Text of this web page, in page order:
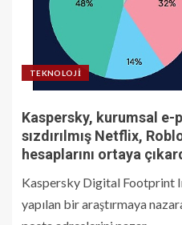
TEKNOLOJI
Kaspersky, kurumsal e-
sızdırılmış Netflix,
hesaplarını ortaya
Kaspersky Digital Footprint
yapılan bir araştırmaya